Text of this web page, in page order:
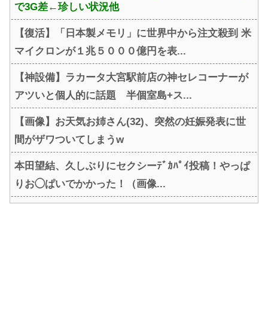
で3G差←珍しい状況他
【復活】「日本製メモリ」に世界中から注文殺到 米
マイクロンが１兆５０００億円を表...
【神設備】ラカータ大宮駅前店の神セレコーナーが
アツいと個人的に話題 半個室島+ス...
【画像】お天気お姉さん(32)、突然の妊娠発表に世
間がザワついてしまうw
本田望結、久しぶりにセクシーﾃﾞｶﾊﾟｲ投稿！やっぱ
りお◯ぱいでかかった！（画像...